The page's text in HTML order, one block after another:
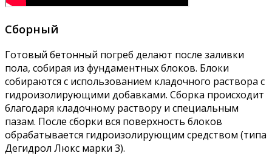
Сборный
Готовый бетонный погреб делают после заливки
пола, собирая из фундаментных блоков. Блоки
собираются с использованием кладочного раствора с
гидроизолирующими добавками. Сборка происходит
благодаря кладочному раствору и специальным
пазам. После сборки вся поверхность блоков
обрабатывается гидроизолирующим средством (типа
Дегидрол Люкс марки 3).